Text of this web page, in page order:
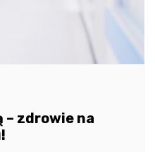
– zdrowie na